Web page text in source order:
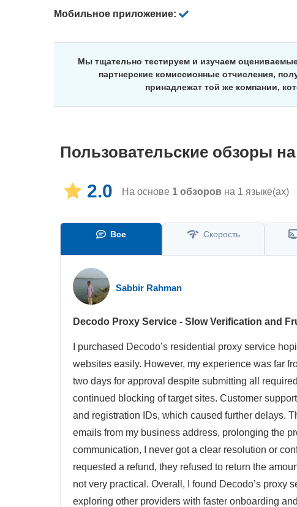
Мобильное приложение:
Мы тщательно тестируем и изучаем
партнерские комиссионные отчисления,
принадлежат той же компании,
Пользовательские обзоры на
2.0 На основе 1 обзоров на 1 языке(ах)
Все Скорость
Sabbir Rahman
Decodo Proxy Service - Slow Verification and
I purchased Decodo’s residential proxy service
websites easily. However, my experience was far
two days for approval despite submitting all
continued blocking of target sites. Customer
and registration IDs, which caused further delays.
emails from my business address, prolonging the
communication, I never got a clear resolution or
requested a refund, they refused to return the
not very practical. Overall, I found Decodo’s proxy
exploring other providers with faster onboarding